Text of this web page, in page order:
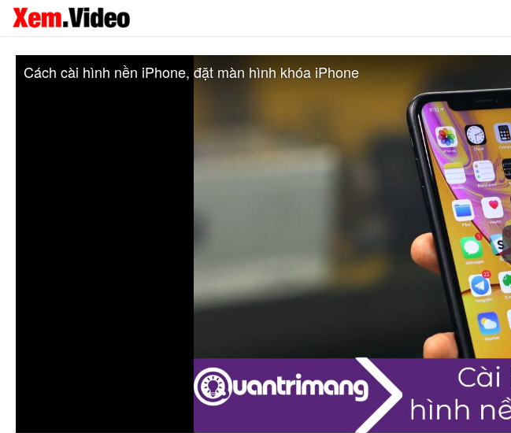
Cách cài hình nền iPhone, đặt màn hình khóa iPhone